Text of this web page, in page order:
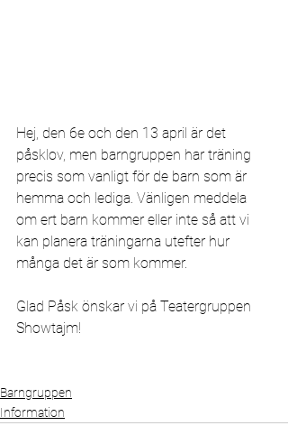
Hej, den 6e och den 13 april är det
påsklov, men barngruppen har träning
precis som vanligt för de barn som är
hemma och lediga. Vänligen meddela
om ert barn kommer eller inte så att vi
kan planera träningarna utefter hur
många det är som kommer.
Glad Påsk önskar vi på Teatergruppen
Showtajm!
Barngruppen
Information